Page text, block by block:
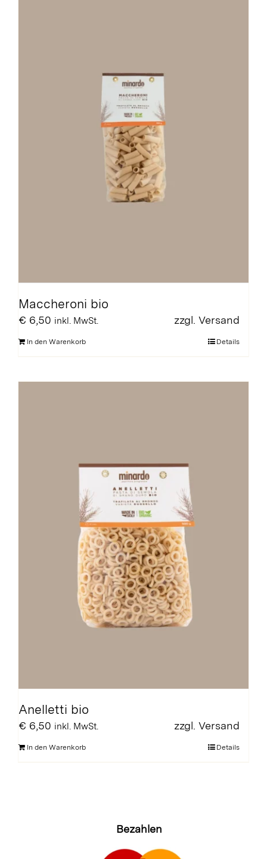
Maccheroni bio
€ 6,50 inkl. MwSt. zzgl. Versand
In den Warenkorb Details
Anelletti bio
€ 6,50 inkl. MwSt. zzgl. Versand
In den Warenkorb Details
Bezahlen